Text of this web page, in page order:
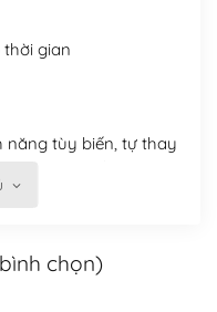
gian
năng tùy biến, tự thay
dịch vụ tại bất
và hosting để
chọn)